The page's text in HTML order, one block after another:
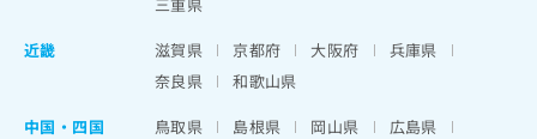
近畿
滋賀県 京都府 大阪府
兵庫県
奈良県
和歌山県
中国・四国
鳥取県 島根県 岡山県
広島県